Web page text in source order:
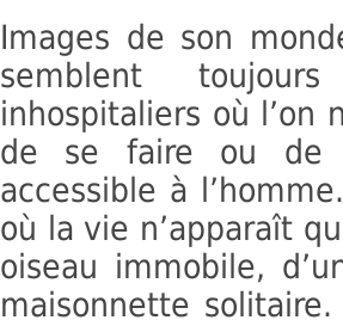
Images de son
semblent
inhospitaliers où
de se faire ou de
accessible à
où la vie n’apparaît
oiseau immobile,
maisonnette